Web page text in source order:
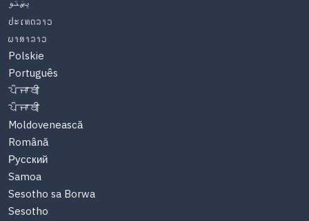
پښتو
ປະເທດລາວ
ພາສາລາວ
Polskie
Português
ਪੰਜਾਬੀ
ਪੰਜਾਬੀ
Moldovenească
Română
Русский
Samoa
Sesotho sa Borwa
Sesotho